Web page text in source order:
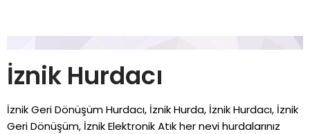
İznik Hurdacı
İznik Geri Dönüşüm Hurdacı, İznik Hurda, İznik Hurdacı, İznik
Geri Dönüşüm, İznik Elektronik Atık her nevi hurdalarınız